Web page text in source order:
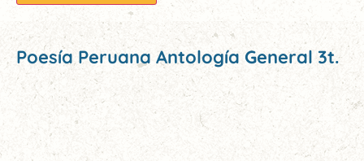
Poesía Peruana Antología General 3t.